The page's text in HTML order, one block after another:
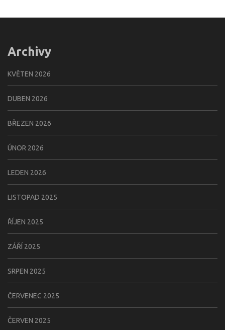
Archivy
KVĚTEN 2026
DUBEN 2026
BŘEZEN 2026
ÚNOR 2026
LEDEN 2026
LISTOPAD 2025
ŘÍJEN 2025
ZÁŘÍ 2025
SRPEN 2025
ČERVENEC 2025
ČERVEN 2025